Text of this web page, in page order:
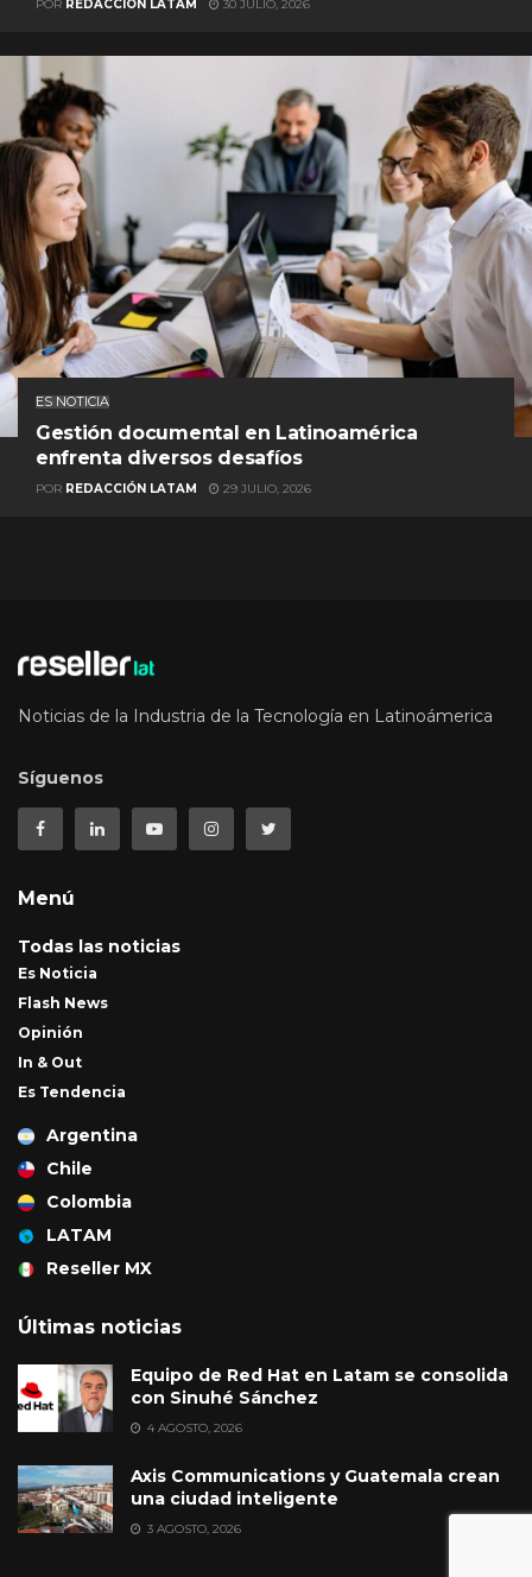
POR REDACCIÓN LATAM 30 JULIO, 2026
ES NOTICIA
Gestión documental en Latinoamérica
enfrenta diversos desafíos
POR REDACCIÓN LATAM 29 JULIO, 2026
Noticias de la Industria de la Tecnología en Latinoámerica
Síguenos
Menú
Todas las noticias
Es Noticia
Flash News
Opinión
In & Out
Es Tendencia
Argentina
Chile
Colombia
LATAM
Reseller MX
Últimas noticias
Equipo de Red Hat en Latam se consolida
con Sinuhé Sánchez
4 AGOSTO, 2026
Axis Communications y Guatemala crean
una ciudad inteligente
3 AGOSTO, 2026